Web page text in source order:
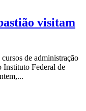
visitam
de administração
Instituto Federal de